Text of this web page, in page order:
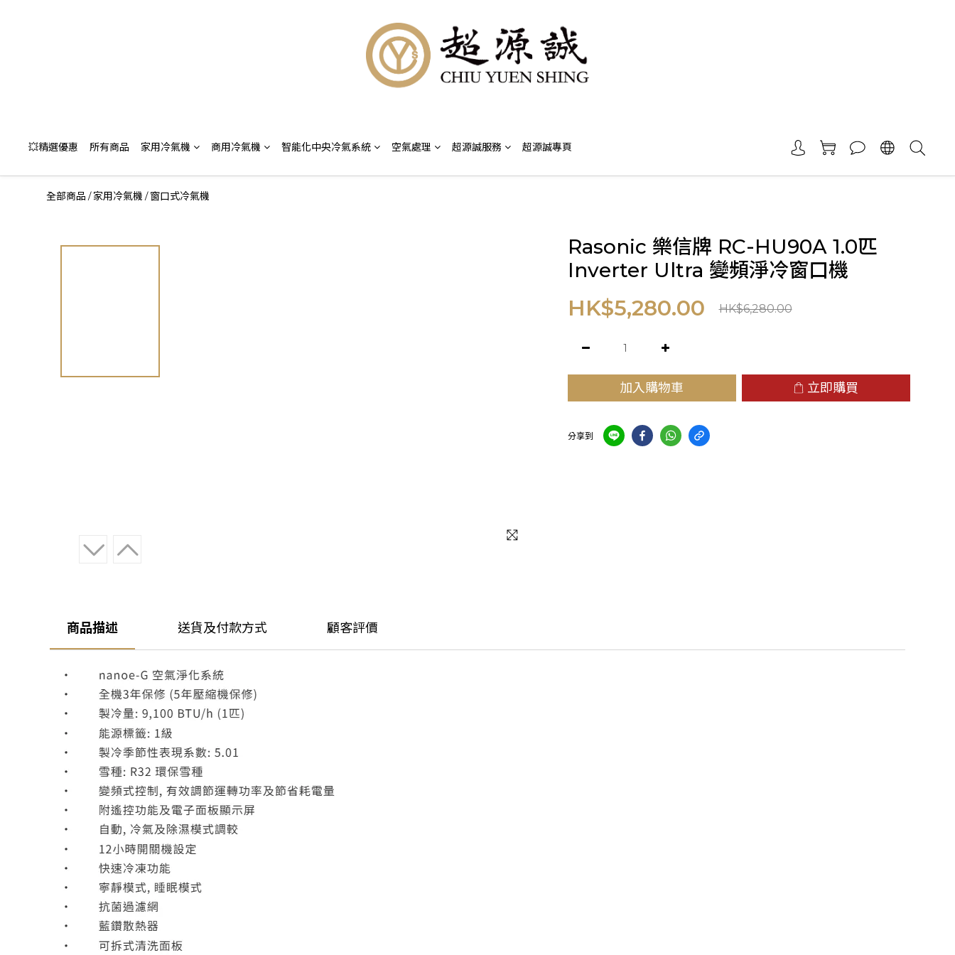
💥精選優惠 所有商品 家用冷氣機 商用冷氣機 智能化中央冷氣系統 空氣處理 超源誠服務 超源誠專頁
全部商品 /家用冷氣機 /窗口式冷氣機
Rasonic 樂信牌 RC-HU90A 1.0匹
Inverter Ultra 變頻淨冷窗口機
HK$5,280.00 HK$6,280.00
加入購物車 立即購買
分享到
商品描述 送貨及付款方式 顧客評價